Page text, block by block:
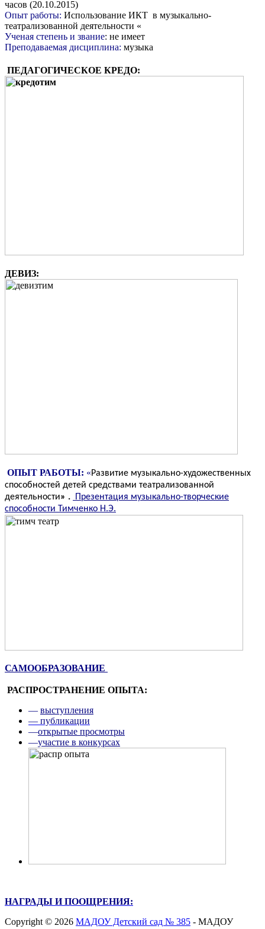
часов (20.10.2015)
Опыт работы: Использование ИКТ в музыкально-
театрализованной деятельности «
Ученая степень и звание: не имеет
Преподаваемая дисциплина: музыка
ПЕДАГОГИЧЕСКОЕ КРЕДО:
ДЕВИЗ:
ОПЫТ РАБОТЫ: «Развитие музыкально-художественных
способностей детей средствами театрализованной
деятельности» .
Презентация музыкально-творческие
способности Тимченко Н.Э.
САМООБРАЗОВАНИЕ
РАСПРОСТРАНЕНИЕ ОПЫТА:
— выступления
— публикации
—открытые просмотры
—участие в конкурсах
НАГРАДЫ И ПООЩРЕНИЯ:
Copyright © 2026 МАДОУ Детский сад № 385 - МАДОУ